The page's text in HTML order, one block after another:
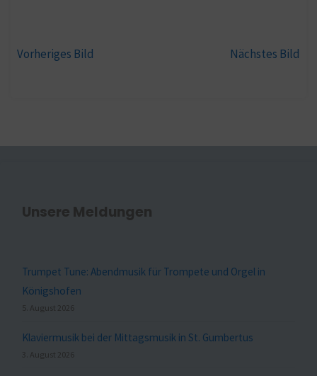
Vorheriges Bild Nächstes Bild
Unsere Meldungen
Trumpet Tune: Abendmusik für Trompete und Orgel in
Königshofen
5. August 2026
Klaviermusik bei der Mittagsmusik in St. Gumbertus
3. August 2026